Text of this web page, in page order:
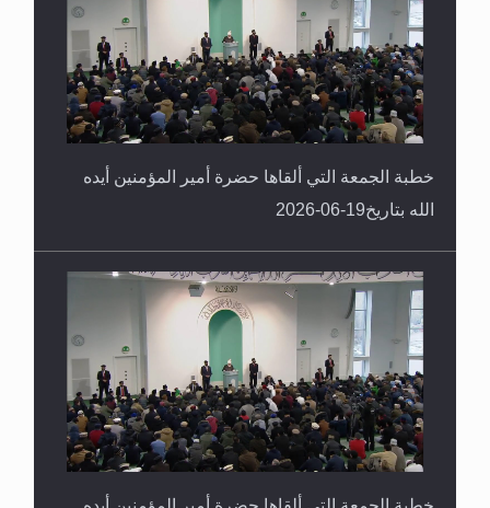
خطبة الجمعة التي ألقاها حضرة أمير المؤمنين أيده
خطبة الجمعة التي ألقاها حضرة أمير المؤمنين أيده